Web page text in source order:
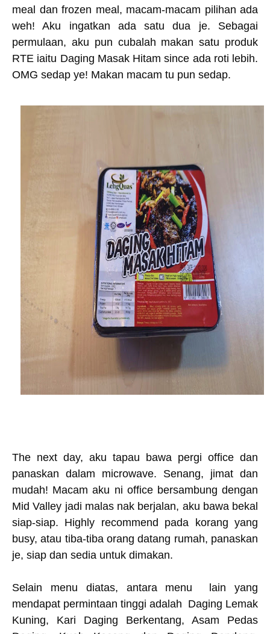
meal dan frozen meal, macam-macam pilihan ada
weh! Aku ingatkan ada satu dua je. Sebagai
permulaan, aku pun cubalah makan satu produk
RTE iaitu Daging Masak Hitam since ada roti lebih.
OMG sedap ye! Makan macam tu pun sedap.
The next day, aku tapau bawa pergi office dan
panaskan dalam microwave. Senang, jimat dan
mudah! Macam aku ni office bersambung dengan
Mid Valley jadi malas nak berjalan, aku bawa bekal
siap-siap. Highly recommend pada korang yang
busy, atau tiba-tiba orang datang rumah, panaskan
je, siap dan sedia untuk dimakan.
Selain menu diatas, antara menu lain yang
mendapat permintaan tinggi adalah Daging Lemak
Kuning, Kari Daging Berkentang, Asam Pedas